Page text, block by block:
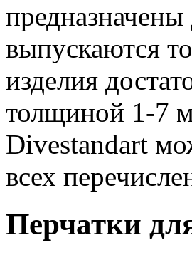
выпускаются
изделия
толщиной 1-7
Divestandart
всех
Перчатки